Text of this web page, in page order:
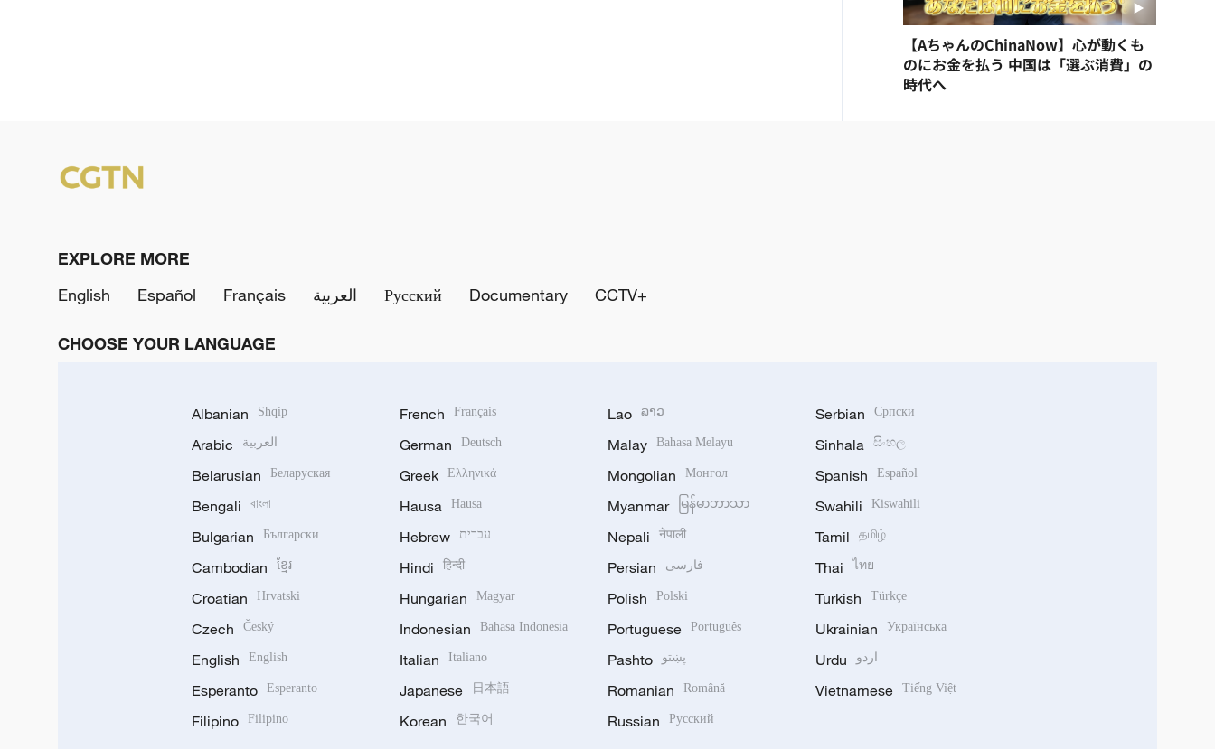
【AちゃんのChinaNow】心が動くも
のにお金を払う 中国は「選ぶ消費」の
時代へ
EXPLORE MORE
English
Español Français العربية Русский Documentary CCTV+
CHOOSE YOUR LANGUAGE
Albanian Shqip
Arabic العربية
Belarusian Беларуская
Bengali বাংলা
Bulgarian Български
Cambodian ខ្មែរ
Croatian Hrvatski
Czech Český
English English
Esperanto Esperanto
Filipino Filipino
French Français
German Deutsch
Greek Ελληνικά
Hausa Hausa
Hebrew עברית
Hindi हिन्दी
Hungarian Magyar
Indonesian Bahasa Indonesia
Italian Italiano
Japanese 日本語
Korean 한국어
Lao ລາວ
Malay Bahasa Melayu
Mongolian Монгол
Myanmar မြန်မာဘာသာ
Nepali नेपाली
Persian فارسی
Polish Polski
Portuguese Português
Pashto پښتو
Romanian Română
Russian Русский
Serbian Српски
Sinhala සිංහල
Spanish Español
Swahili Kiswahili
Tamil தமிழ்
Thai ไทย
Turkish Türkçe
Ukrainian Українська
Urdu اردو
Vietnamese Tiếng Việt